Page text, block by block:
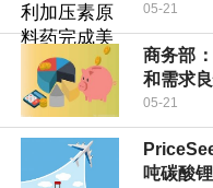
05-21
商务部
和需求
05-21
吨碳酸